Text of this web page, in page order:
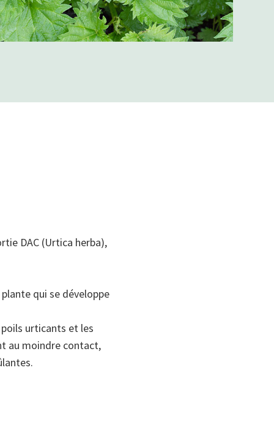
DAC (Urtica herba),
qui se développe
urticants et les
au moindre contact,